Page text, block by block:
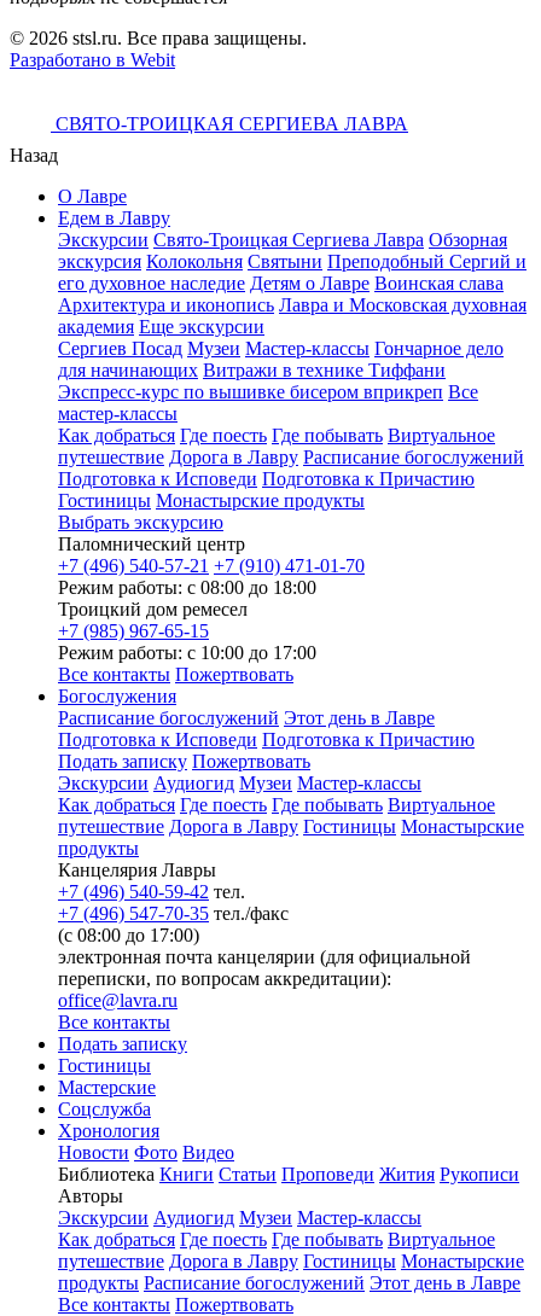
© 2026 stsl.ru. Все права защищены.
Разработано в Webit
СВЯТО-ТРОИЦКАЯ СЕРГИЕВА ЛАВРА
Назад
О Лавре
Едем в Лавру
Экскурсии Свято-Троицкая Сергиева Лавра Обзорная
экскурсия Колокольня Святыни Преподобный Сергий и
его духовное наследие Детям о Лавре Воинская слава
Архитектура и иконопись Лавра и Московская духовная
академия Еще экскурсии
Сергиев Посад Музеи Мастер-классы Гончарное дело
для начинающих Витражи в технике Тиффани
Экспресс-курс по вышивке бисером вприкреп Все
мастер-классы
Как добраться Где поесть Где побывать Виртуальное
путешествие Дорога в Лавру Расписание богослужений
Подготовка к Исповеди Подготовка к Причастию
Гостиницы Монастырские продукты
Выбрать экскурсию
Паломнический центр
+7 (496) 540-57-21 +7 (910) 471-01-70
Режим работы: с 08:00 до 18:00
Троицкий дом ремесел
+7 (985) 967-65-15
Режим работы: с 10:00 до 17:00
Все контакты Пожертвовать
Богослужения
Расписание богослужений Этот день в Лавре
Подготовка к Исповеди Подготовка к Причастию
Подать записку Пожертвовать
Экскурсии Аудиогид Музеи Мастер-классы
Как добраться Где поесть Где побывать Виртуальное
путешествие Дорога в Лавру Гостиницы Монастырские
продукты
Канцелярия Лавры
+7 (496) 540-59-42 тел.
+7 (496) 547-70-35 тел./факс
(с 08:00 до 17:00)
электронная почта канцелярии (для официальной
переписки, по вопросам аккредитации):
office@lavra.ru
Все контакты
Подать записку
Гостиницы
Мастерские
Соцслужба
Хронология
Новости Фото Видео
Библиотека Книги Статьи Проповеди Жития Рукописи
Авторы
Экскурсии Аудиогид Музеи Мастер-классы
Как добраться Где поесть Где побывать Виртуальное
путешествие Дорога в Лавру Гостиницы Монастырские
продукты Расписание богослужений Этот день в Лавре
Все контакты Пожертвовать